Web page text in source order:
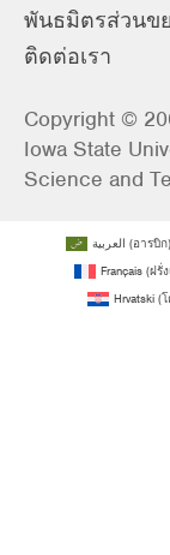
พันธมิตรส่วนข
ติดต่อเรา
Copyright ©
Iowa State
Science and
العربية (อารบิก)
Français(ฝรั่ง
Hrvatski(โ